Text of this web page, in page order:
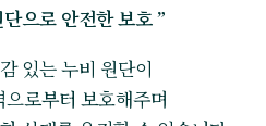
으로 안전한 보호 ”
있는 누비 원단이
로부터 보호해주며